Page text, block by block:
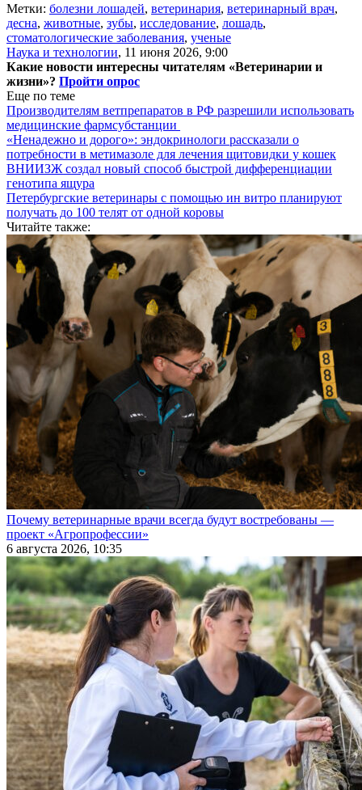
Метки: болезни лошадей, ветеринария, ветеринарный врач,
десна, животные, зубы, исследование, лошадь,
стоматологические заболевания, ученые
Наука и технологии, 11 июня 2026, 9:00
Какие новости интересны читателям «Ветеринарии и
жизни»? Пройти опрос
Еще по теме
Производителям ветпрепаратов в РФ разрешили использовать
медицинские фармсубстанции
«Ненадежно и дорого»: эндокринологи рассказали о
потребности в метимазоле для лечения щитовидки у кошек
ВНИИЗЖ создал новый способ быстрой дифференциации
генотипа ящура
Петербургские ветеринары с помощью ин витро планируют
получать до 100 телят от одной коровы
Читайте также:
Почему ветеринарные врачи всегда будут востребованы —
проект «Агропрофессии»
6 августа 2026, 10:35